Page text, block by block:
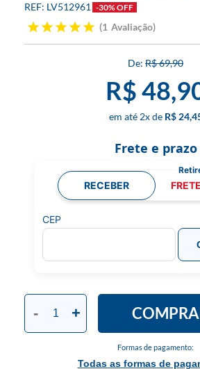
LV512961 -30% OFF
1 Avaliação
R$ 69,90
R$
2x R$
Formas de pagamento:
Todas as formas de
- +
Frete e prazo
RECEBER
CEP